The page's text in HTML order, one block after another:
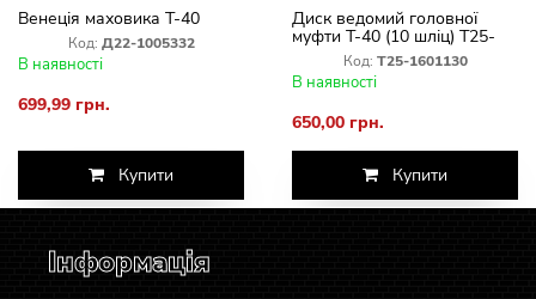
Венеція маховика Т-40
Код: Д22-1005332
В наявності
699,99 грн.
Купити
Диск ведомий головної
муфти Т-40 (10 шліц) Т25-
1601130Код: Т25-1601130
В наявності
650,00 грн.
Купити
Інформація